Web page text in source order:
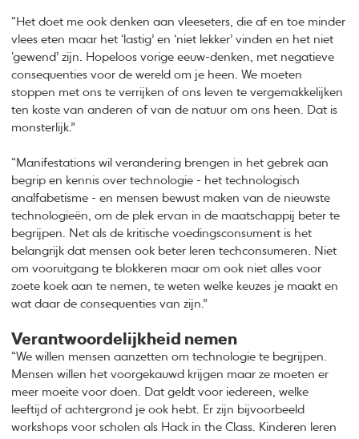
“Het doet me ook denken aan vleeseters, die af en toe minder
vlees eten maar het ‘lastig’ en ‘niet lekker’ vinden en het niet
‘gewend’ zijn. Hopeloos vorige eeuw-denken, met negatieve
consequenties voor de wereld om je heen. We moeten
stoppen met ons te verrijken of ons leven te vergemakkelijken
ten koste van anderen of van de natuur om ons heen. Dat is
monsterlijk.”
“Manifestations wil verandering brengen in het gebrek aan
begrip en kennis over technologie - het technologisch
analfabetisme - en mensen bewust maken van de nieuwste
technologieën, om de plek ervan in de maatschappij beter te
begrijpen. Net als de kritische voedingsconsument is het
belangrijk dat mensen ook beter leren techconsumeren. Niet
om vooruitgang te blokkeren maar om ook niet alles voor
zoete koek aan te nemen, te weten welke keuzes je maakt en
wat daar de consequenties van zijn.”
Verantwoordelijkheid nemen
“We willen mensen aanzetten om technologie te begrijpen.
Mensen willen het voorgekauwd krijgen maar ze moeten er
meer moeite voor doen. Dat geldt voor iedereen, welke
leeftijd of achtergrond je ook hebt. Er zijn bijvoorbeeld
workshops voor scholen als Hack in the Class. Kinderen leren